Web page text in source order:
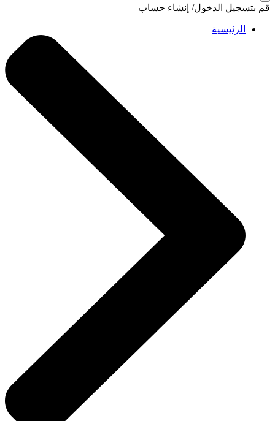
قم بتسجيل الدخول/ إنشاء حساب
الرئيسية